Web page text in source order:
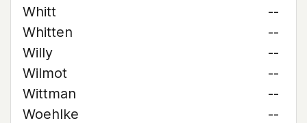
Whitt
--
Whitten
--
Willy
--
Wilmot
--
Wittman
--
Woehlke
--